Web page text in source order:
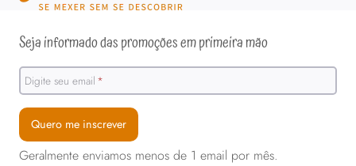
Seja informado das promoções em primeira mão
Digite seu email *
Quero me inscrever
Geralmente enviamos menos de 1 email por mês.